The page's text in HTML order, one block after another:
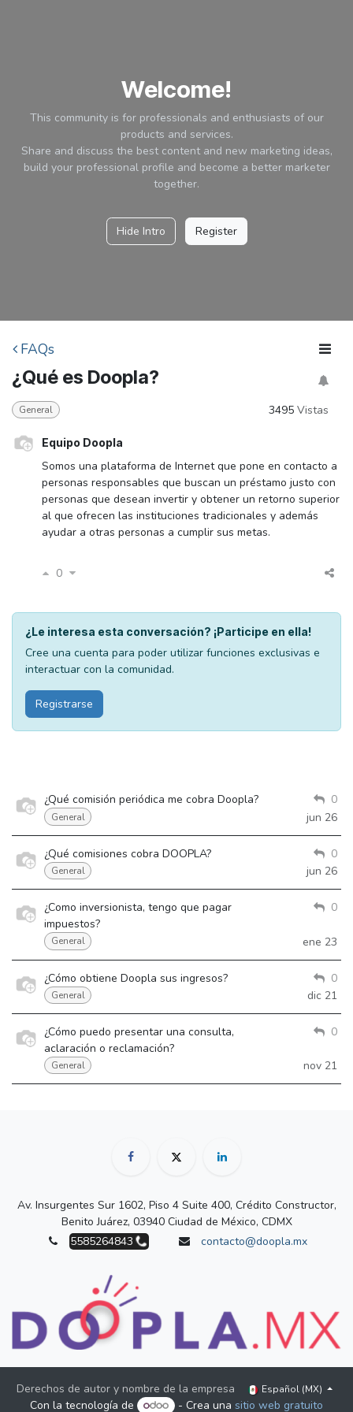
Welcome!
This community is for professionals and enthusiasts of our
products and services.
Share and discuss the best content and new marketing ideas,
build your professional profile and become a better marketer
together.
Hide Intro Register
FAQs
¿Qué es Doopla?
General 3495 Vistas
Equipo Doopla
Somos una plataforma de Internet que pone en contacto a
personas responsables que buscan un préstamo justo con
personas que desean invertir y obtener un retorno superior
al que ofrecen las instituciones tradicionales y además
ayudar a otras personas a cumplir sus metas.
0
¿Le interesa esta conversación? ¡Participe en ella!
Cree una cuenta para poder utilizar funciones exclusivas e
interactuar con la comunidad.
Registrarse
¿Qué comisión periódica me cobra Doopla?
General
0
jun 26
¿Qué comisiones cobra DOOPLA?
General
0
jun 26
¿Como inversionista, tengo que pagar
impuestos?
General
0
ene 23
¿Cómo obtiene Doopla sus ingresos?
General
0
dic 21
¿Cómo puedo presentar una consulta,
aclaración o reclamación?
General
0
nov 21
Av. Insurgentes Sur 1602, Piso 4 Suite 400, Crédito Constructor,
Benito Juárez, 03940 Ciudad de México, CDMX
5585264843
contacto@doopla.mx
Derechos de autor y nombre de la empresa Español (MX)
Con la tecnología de - Crea unasitio web gratuito